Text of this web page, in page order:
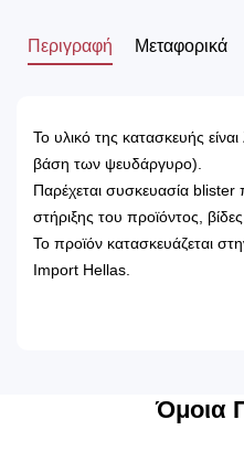
Περιγραφή Μεταφορικά
Το υλικό της κατασκευής
βάση των ψευδάργυρο).
Παρέχεται συσκευασία blister
στήριξης του προϊόντος,
Το προϊόν κατασκευάζεται
Import Hellas.
Όμοια